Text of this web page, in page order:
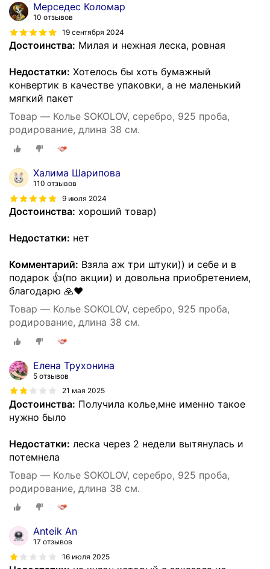
Мерседес Коломар
10 отзывов
19 сентября 2024
Достоинства: Милая и нежная леска, ровная
Недостатки: Хотелось бы хоть бумажный
конвертик в качестве упаковки, а не маленький
мягкий пакет
Товар — Колье SOKOLOV, серебро, 925 проба,
родирование, длина 38 см.
Халима Шарипова
110 отзывов
9 июля 2024
Достоинства: хороший товар)
Недостатки: нет
Комментарий: Взяла аж три штуки)) и себе и в
подарок 👍(по акции) и довольна приобретением,
благодарю 🙏❤
Товар — Колье SOKOLOV, серебро, 925 проба,
родирование, длина 38 см.
Елена Трухонина
5 отзывов
21 мая 2025
Достоинства: Получила колье,мне именно такое
нужно было
Недостатки: леска через 2 недели вытянулась и
потемнела
Товар — Колье SOKOLOV, серебро, 925 проба,
родирование, длина 38 см.
Anteik An
17 отзывов
16 июля 2025